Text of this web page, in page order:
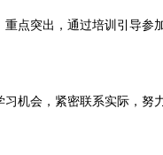
点突出，通过培训引导
会，紧密联系实际，努